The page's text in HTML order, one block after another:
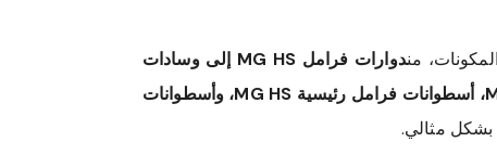
من
دوارات فرامل MG HS إلى وسادات
فرامل القرص، مكابح MG HS، مجموعات فرامل MG HS، خطوط وهوزات فرامل MG HS، معدات فرامل MG HS، أسطوانات فرامل رئيسية MG HS، وأسطوانات
بشكل مثالي.